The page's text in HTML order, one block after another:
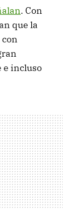
. Con
que la
e incluso